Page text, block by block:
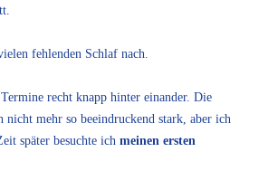
fehlenden Schlaf nach.
recht knapp hinter einander. Die
nicht mehr so beeindruckend stark, aber ich
später besuchte ich meinen ersten